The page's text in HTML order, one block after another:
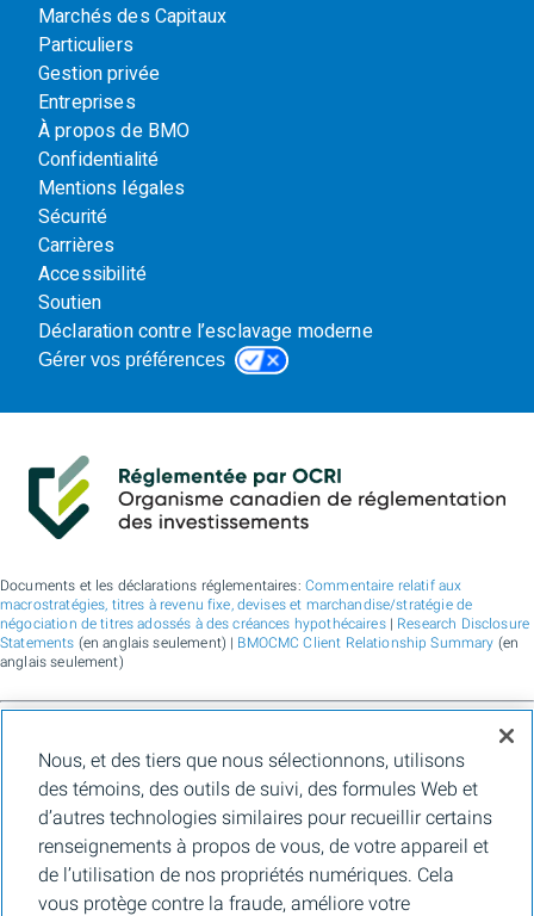
Marchés des Capitaux
Particuliers
Gestion privée
Entreprises
À propos de BMO
Confidentialité
Mentions légales
Sécurité
Carrières
Accessibilité
Soutien
Déclaration contre l’esclavage moderne
Gérer vos préférences
Documents et les déclarations réglementaires: Commentaire relatif aux
macrostratégies, titres à revenu fixe, devises et marchandise/stratégie de
négociation de titres adossés à des créances hypothécaires| Research Disclosure
Statements (en anglais seulement) | BMOCMC Client Relationship Summary (en
anglais seulement)
financier pour les services de vente en gros de la Banque de Montréal, de BMO
Bank N.A. (membre de la FDIC), de Bank of Montreal Europe Plc et de Bank of
Montreal (China) Co. Ltd., pour les services de courtage auprès des clients
institutionnels de BMO Capital Markets Corp. (membre de laFINRAet de laSIPC
et les services de courtage d'agence de Clearpool Execution Services, LLC
(membre laFINRAet de la SIPC) aux États-Unis, ainsi que pour les services de
courtage auprès des clients institutionnels de BMO Nesbitt Burns Inc. (membre de
l’Organisme canadien de réglementation des investissements, et membre du
Nous, et des tiers que nous sélectionnons, utilisons
des témoins, des outils de suivi, des formules Web et
d’autres technologies similaires pour recueillir certains
renseignements à propos de vous, de votre appareil et
de l’utilisation de nos propriétés numériques. Cela
vous protège contre la fraude, améliore votre